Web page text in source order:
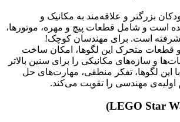
بزرگتر و علاقه‌مند به مکانیک و
است و شامل قطعات پیچ و مهره، موتورها،
است. برای مهندسان کوچک!
و قطعات متحرک این لگوها، امکان ساخت
و سازه‌های مکانیکی را برای سنین بالاتر
این لگوها، تفکر منطقی، مهارت‌های حل
مهندسی را تقویت می‌کند.